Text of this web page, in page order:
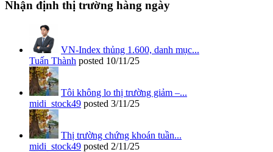
Nhận định thị trường hàng ngày
VN-Index thủng 1.600, danh mục...
Tuấn Thành posted 10/11/25
Tôi không lo thị trường giảm –...
midi_stock49 posted 3/11/25
Thị trường chứng khoán tuần...
midi_stock49 posted 2/11/25